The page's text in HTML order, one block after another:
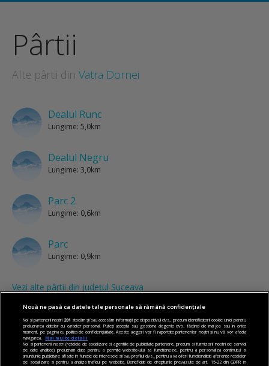
Pârtii
Alte pârtii din Vatra Dornei
Dealul Runc
Lungime: 5,0km
Dealul Negru
Lungime: 3,0km
Parc 2
Lungime: 0,6km
Parc
Lungime: 0,9km
Vezi alte pârtii din județul Suceava
Nouă ne pasă ca datele tale personale să rămână confidențiale
Noi și partenerii noștri 201 stocăm și/sau accesăm informații pe dispozitivul dvs., precum identificatorii cookie unici pentru
prelucrarea datelor cu caracter personal. Puteți accepta sau gestiona alegerile dvs. făcând clic mai jos sau în orice
moment, pe pagina cu politica de confidențialitate. Aceste alegeri vor fi raportate partenerilor noștri și nu vă vor afecta
navigarea.
Mai multe detalii
Noi si partenerii nostri (retelele de socializare si agentiile de publicitate partenere, precum si furnizorii nostri de servicii
de date analitice) prelucram date pentru a permite website-ului sa functioneze, pentru a personaliza continutul si
anunturile publicitare afisate in functie de interesele si/sau profilul dvs., pentru a va oferi functionalitati aferente retelelor
de socializare si pentru a analiza traficul pe website. Beneficiati de drepturile prevazute de art. 15-22 din GDPR in